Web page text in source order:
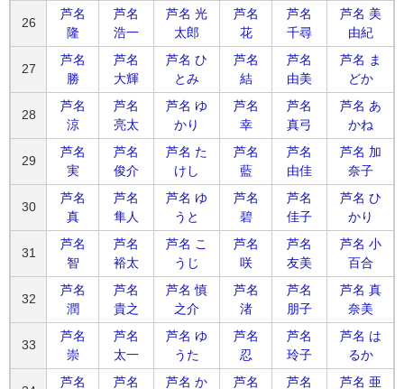
26
芦名
隆
芦名
浩一
芦名 光
太郎
芦名
花
芦名
千尋
芦名 美
由紀
27
芦名
勝
芦名
大輝
芦名 ひ
とみ
芦名
結
芦名
由美
芦名 ま
どか
28
芦名
涼
芦名
亮太
芦名 ゆ
かり
芦名
幸
芦名
真弓
芦名 あ
かね
29
芦名
実
芦名
俊介
芦名 た
けし
芦名
藍
芦名
由佳
芦名 加
奈子
30
芦名
真
芦名
隼人
芦名 ゆ
うと
芦名
碧
芦名
佳子
芦名 ひ
かり
31
芦名
智
芦名
裕太
芦名 こ
うじ
芦名
咲
芦名
友美
芦名 小
百合
32
芦名
潤
芦名
貴之
芦名 慎
之介
芦名
渚
芦名
朋子
芦名 真
奈美
33
芦名
崇
芦名
太一
芦名 ゆ
うた
芦名
忍
芦名
玲子
芦名 は
るか
芦名 芦名 芦名 か 芦名 芦名 芦名 亜